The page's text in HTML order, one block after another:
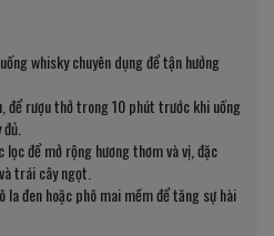
whisky chuyên dụng để tận hưởng
để rượu thở trong 10 phút trước khi uống
để mở rộng hương thơm và vị, đặc
trái cây ngọt.
la đen hoặc phô mai mềm để tăng sự hài